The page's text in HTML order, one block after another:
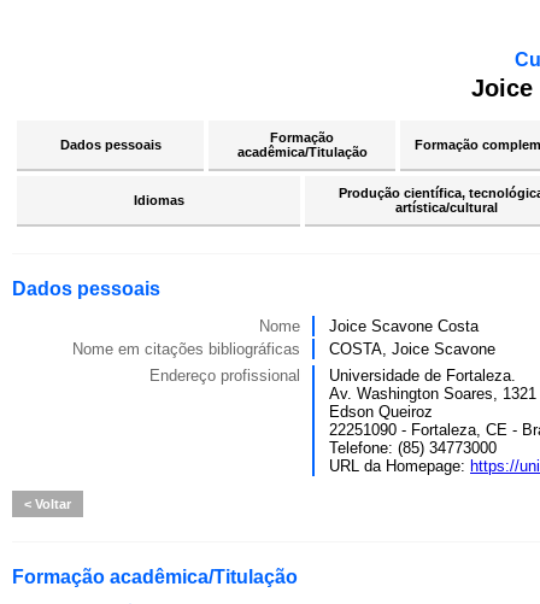
Joice
Dados pessoais
Formação
acadêmica/Titulação
Formação
Idiomas
Produção científica,
artística/cultural
Dados pessoais
Nome
Joice Scavone Costa
Nome em citações bibliográficas
COSTA, Joice Scavone
Endereço profissional
Universidade de Fortaleza.
Av. Washington Soares, 1321
Edson Queiroz
22251090 - Fortaleza, CE -
Telefone: (85) 34773000
URL da Homepage: https://
Voltar
Formação acadêmica/Titulação